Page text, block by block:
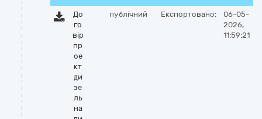
До
го
вір
пр
ое
кт
ди
зе
ль
на
публічний Експортовано:
06-05-
2026,
11:59:21